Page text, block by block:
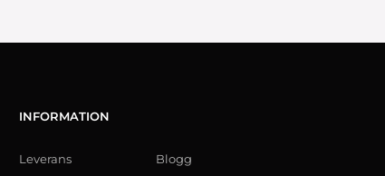
INFORMATION
Leverans Blogg